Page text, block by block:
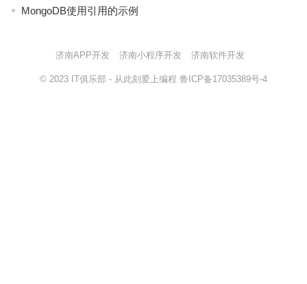
MongoDB使用引用的示例
济南APP开发 济南小程序开发 济南软件开发
© 2023 IT俱乐部 - 从此刻爱上编程 鲁ICP备17035389号-4